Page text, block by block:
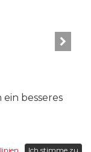
besseres
Ich stimme zu